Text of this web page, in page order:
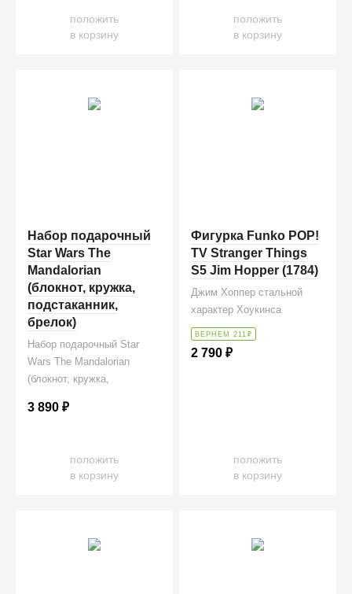
положить
в корзину
положить
в корзину
Набор подарочный
Star Wars The
Mandalorian
(блокнот, кружка,
подстаканник,
брелок)
Набор подарочный Star
Wars The Mandalorian
(блокнот, кружка,
3 890₽
положить
в корзину
Фигурка Funko POP!
TV Stranger Things
S5 Jim Hopper (1784)
Джим Хоппер стальной
характер Хоукинса
ВЕРНЕМ 211 ₽
2 790₽
положить
в корзину